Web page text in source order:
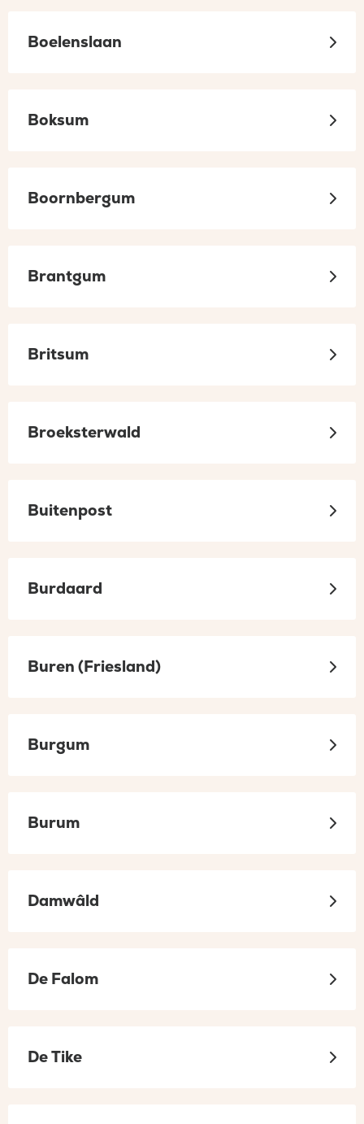
Boelenslaan
Boksum
Boornbergum
Brantgum
Britsum
Broeksterwald
Buitenpost
Burdaard
Buren (Friesland)
Burgum
Burum
Damwâld
De Falom
De Tike